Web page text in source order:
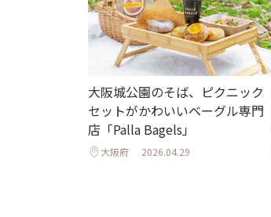
大阪城公園のそば、ピクニック
セットがかわいいベーグル専門
店「Palla Bagels」
大阪府 2026.04.29